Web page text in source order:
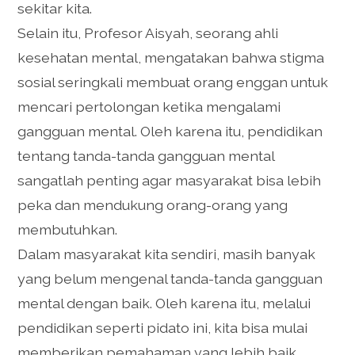
sekitar kita.
Selain itu, Profesor Aisyah, seorang ahli
kesehatan mental, mengatakan bahwa stigma
sosial seringkali membuat orang enggan untuk
mencari pertolongan ketika mengalami
gangguan mental. Oleh karena itu, pendidikan
tentang tanda-tanda gangguan mental
sangatlah penting agar masyarakat bisa lebih
peka dan mendukung orang-orang yang
membutuhkan.
Dalam masyarakat kita sendiri, masih banyak
yang belum mengenal tanda-tanda gangguan
mental dengan baik. Oleh karena itu, melalui
pendidikan seperti pidato ini, kita bisa mulai